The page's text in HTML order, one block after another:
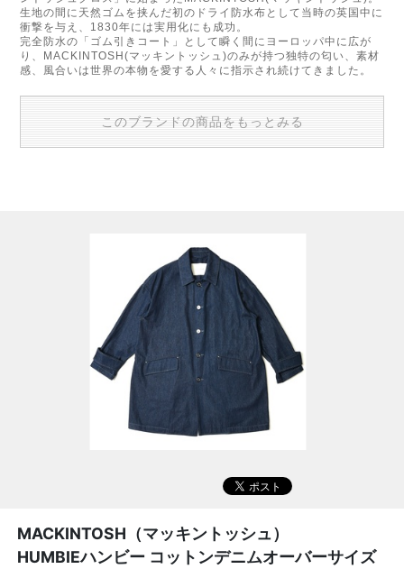
生地の間に天然ゴムを挟んだ初のドライ防水布として当時の英国中に
衝撃を与え、1830年には実用化にも成功。
完全防水の「ゴム引きコート」として瞬く間にヨーロッパ中に広が
り、MACKINTOSH(マッキントッシュ)のみが持つ独特の匂い、素材
感、風合いは世界の本物を愛する人々に指示され続けてきました。
このブランドの商品をもっとみる
MACKINTOSH（マッキントッシュ）
HUMBIEハンビー コットンデニムオーバーサイズ